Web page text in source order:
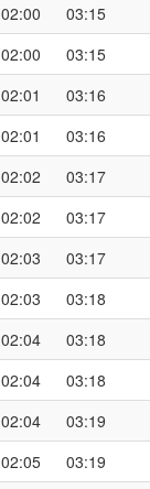
02:00 03:15
02:00 03:15
02:01 03:16
02:01 03:16
02:02 03:17
02:02 03:17
02:03 03:17
02:03 03:18
02:04 03:18
02:04 03:18
02:04 03:19
02:05 03:19